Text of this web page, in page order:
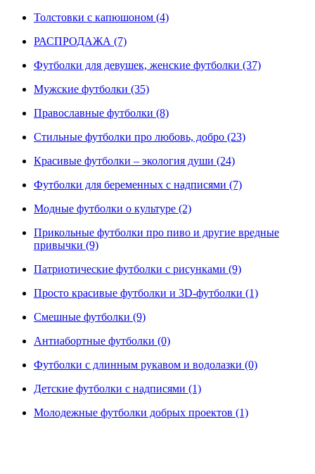
Толстовки с капюшоном (4)
РАСПРОДАЖА (7)
Футболки для девушек, женские футболки (37)
Мужские футболки (35)
Православные футболки (8)
Стильные футболки про любовь, добро (23)
Красивые футболки – экология души (24)
Футболки для беременных с надписями (7)
Модные футболки о культуре (2)
Прикольные футболки про пиво и другие вредные
привычки (9)
Патриотические футболки с рисунками (9)
Просто красивые футболки и 3D-футболки (1)
Смешные футболки (9)
Антиабортные футболки (0)
Футболки с длинным рукавом и водолазки (0)
Детские футболки с надписями (1)
Молодежные футболки добрых проектов (1)